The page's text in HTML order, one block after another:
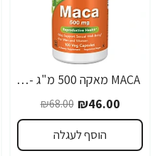
MACA מאקה 500 מ"ג - 100 כמוסות - מבית NOW FOODS
₪46.00
₪68.00
הוסף לעגלה